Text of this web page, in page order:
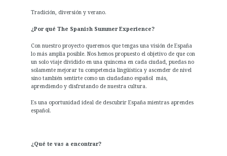
Tradición, diversión y verano.
¿Por qué The Spanish Summer Experience?
Con nuestro proyecto queremos que tengas una visión de España
lo más amplia posible. Nos hemos propuesto el objetivo de que con
un solo viaje dividido en una quincena en cada ciudad, puedas no
solamente mejorar tu competencia lingüística y ascender de nivel
sino también sentirte como un ciudadano español más,
aprendiendo y disfrutando de nuestra cultura.
Es una oportunidad ideal de descubrir España mientras aprendes
español.
¿Qué te vas a encontrar?